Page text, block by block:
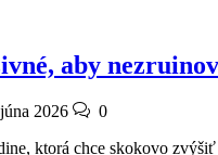
aby
2026
0
ktorá chce skokovo